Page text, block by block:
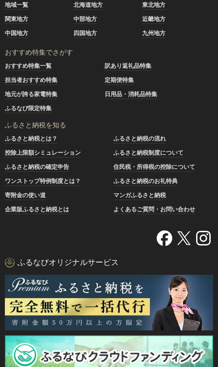
地域一覧 北海道地方
東北地方
関東地方
中部地方
近畿地方
中国地方
四国地方 九州地方
おすすめ特集でさがす
おすすめ特集一覧
訳あり返礼品特集
担当者おすすめ特集
定期便特集
地元が誇る家電特集
日用品・消耗品特集
ふるなび限定特集
ふるさと納税を知る
ふるさと納税とは？
ふるさと納税の流れ
控除上限額シミュレーション
ふるさと納税制度について
ふるさと納税の確定申告
住民税・所得税の控除について
ワンストップ特例制度とは？
ふるさと納税のお礼特典
寄附金の使い道
マンガふるさと納税
企業版ふるさと納税とは
よくあるご質問・お問い合わせ
ふるなびオリジナルサービス